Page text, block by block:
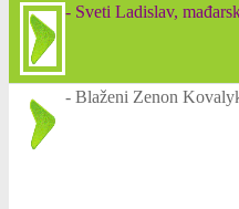
- Sveti Ladislav,
- Blaženi Zenon